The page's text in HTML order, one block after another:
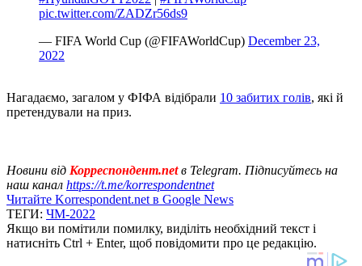
pic.twitter.com/ZADZr56ds9
— FIFA World Cup (@FIFAWorldCup) December 23,
2022
Нагадаємо, загалом у ФІФА відібрали 10 забитих голів, які й
претендували на приз.
Новини від Корреспондент.netв Telegram. Підписуйтесь на
наш канал https://t.me/korrespondentnet
Читайте Korrespondent.net в Google News
ТЕГИ: ЧМ-2022
Якщо ви помітили помилку, виділіть необхідний текст і
натисніть Ctrl + Enter, щоб повідомити про це редакцію.